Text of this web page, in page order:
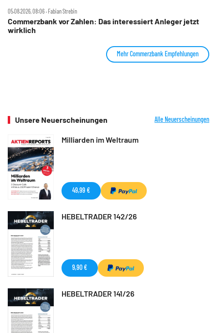
05.08.2026, 08:06 ‧ Fabian Strebin
Commerzbank vor Zahlen: Das interessiert Anleger jetzt
wirklich
Mehr Commerzbank Empfehlungen
Unsere Neuerscheinungen Alle Neuerscheinungen
Milliarden im Weltraum
49,99 €
HEBELTRADER 142/26
9,90 €
HEBELTRADER 141/26